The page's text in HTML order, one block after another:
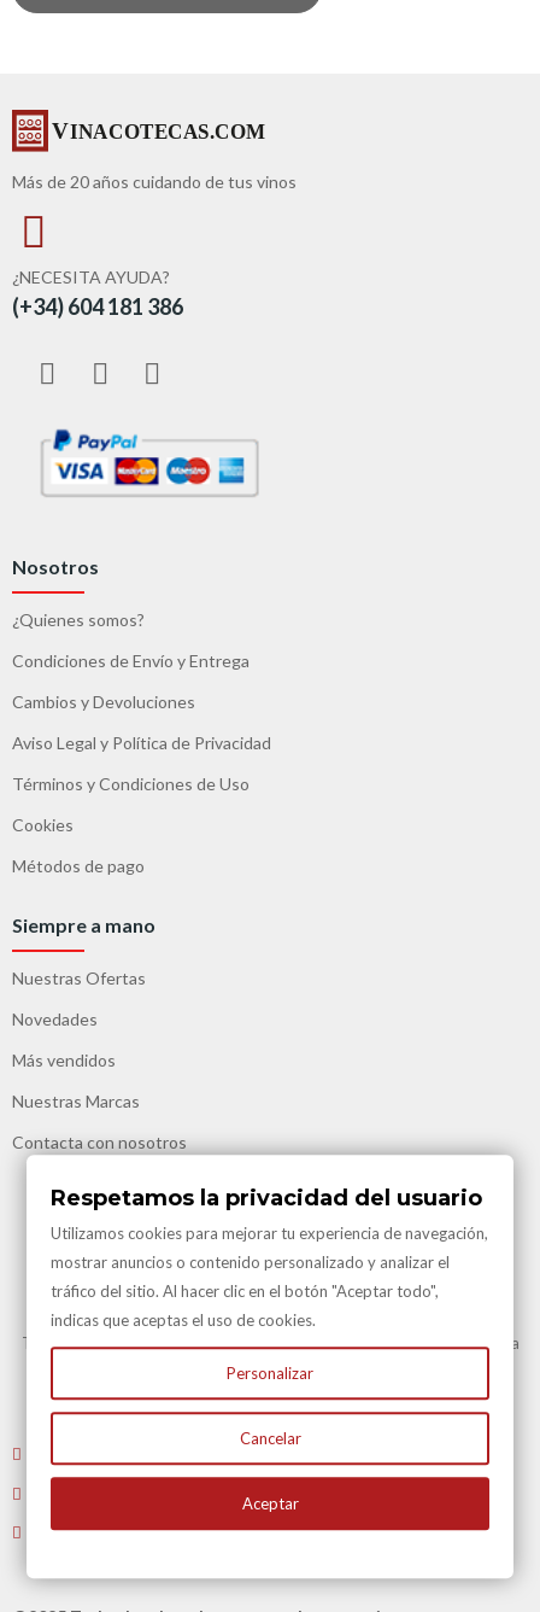
Más de 20 años cuidando de tus vinos
¿NECESITA AYUDA?
(+34) 604 181 386
Nosotros
¿Quienes somos?
Condiciones de Envío y Entrega
Cambios y Devoluciones
Aviso Legal y Política de Privacidad
Términos y Condiciones de Uso
Cookies
Métodos de pago
Siempre a mano
Nuestras Ofertas
Novedades
Más vendidos
Nuestras Marcas
Contacta con nosotros
Transporte Gratuito en Península para todas nuestras vinotecas y en la
mayoría de artículos.
Consulte en Condiciones Transporte
Tel. 604 181 386 L-V 9 a 14:00 y de 16:00 a 19:00
Tiene 15 días para devolvernos su compra
Respetamos la privacidad del usuario
Utilizamos cookies para mejorar tu experiencia de navegación,
mostrar anuncios o contenido personalizado y analizar el
tráfico del sitio. Al hacer clic en el botón "Aceptar todo",
indicas que aceptas el uso de cookies.
Personalizar
Cancelar
Aceptar